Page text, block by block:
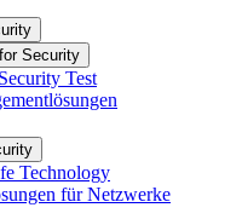
Security
Test
Technology
für Netzwerke